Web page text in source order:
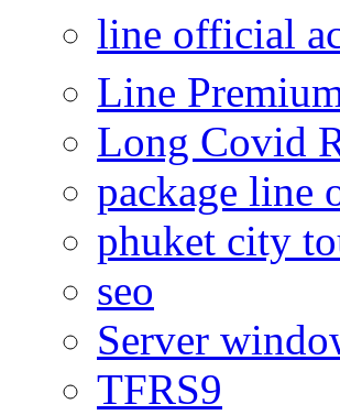
line official
Line
Long Covid
package line
phuket city
seo
Server
TFRS9